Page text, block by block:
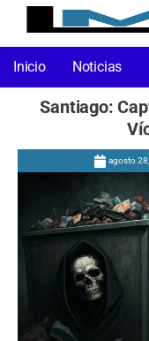
Inicio Noticias
Santiago:
agosto